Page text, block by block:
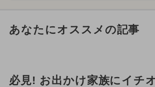
あなたにオススメの記事
必見! お出かけ家族にイチ